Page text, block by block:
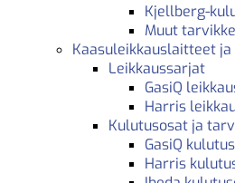
Kjellberg-
Muut
Kaasuleikkauslaitteet
Leikkaussarjat
GasiQ
Harris
Kulutusosat ja
GasiQ
Harris